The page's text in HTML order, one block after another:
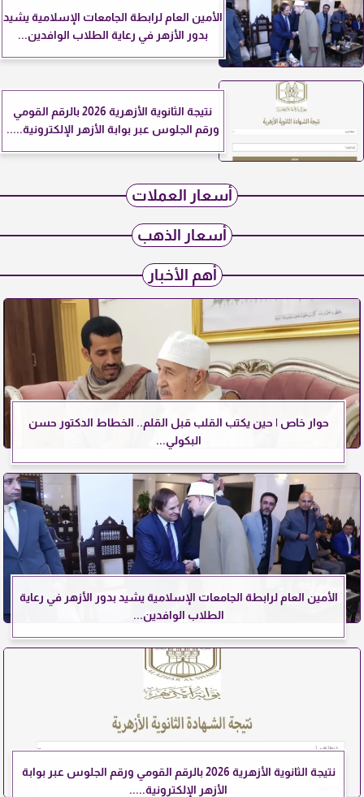
الأمين العام لرابطة الجامعات الإسلامية يشيد
بدور الأزهر في رعاية الطلاب الوافدين...
نتيجة الثانوية الأزهرية 2026 بالرقم القومي
ورقم الجلوس عبر بوابة الأزهر الإلكترونية.....
أسعار العملات
أسعار الذهب
أهم الأخبار
حوار خاص | حين يكتب القلب قبل القلم.. الخطاط الدكتور حسن
البكولي...
الأمين العام لرابطة الجامعات الإسلامية يشيد بدور الأزهر في رعاية
الطلاب الوافدين...
نتيجة الثانوية الأزهرية 2026 بالرقم القومي ورقم الجلوس عبر بوابة
الأزهر الإلكترونية.....